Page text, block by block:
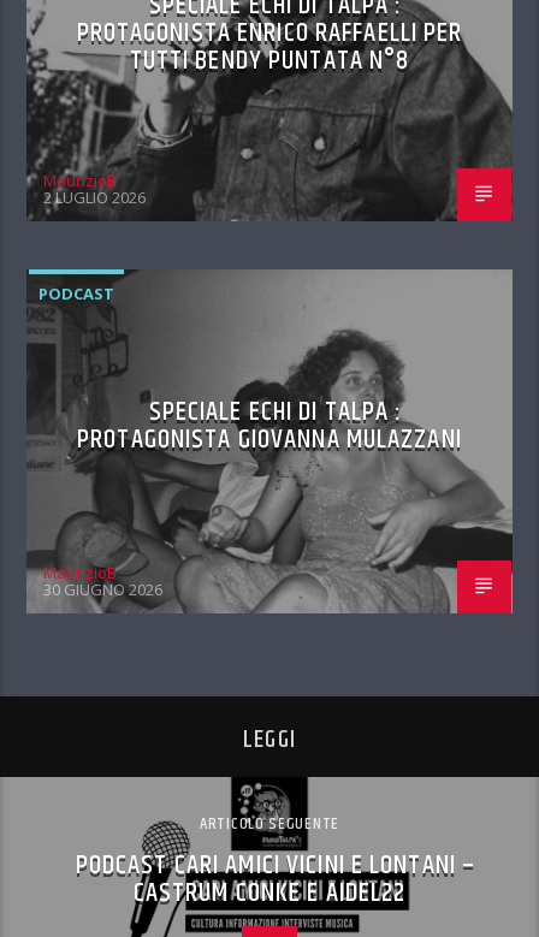
PROTAGONISTA ENRICO RAFFAELLI PER
TUTTI BENDY PUNTATA N°8
MaurizioB
2 LUGLIO 2026
PODCAST
SPECIALE ECHI DI TALPA :
PROTAGONISTA GIOVANNA MULAZZANI
MaurizioB
30 GIUGNO 2026
LEGGI
ARTICOLO SEGUENTE
PODCAST CARI AMICI VICINI E LONTANI –
CASTRUM CONKE E AIDEL22